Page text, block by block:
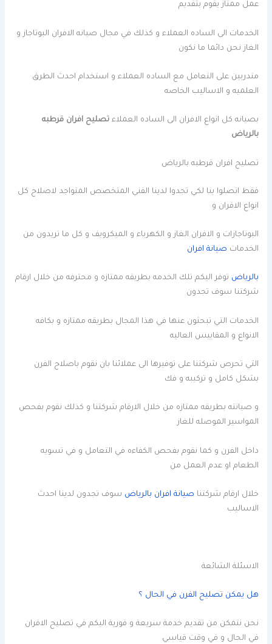
عمل ممتاز يقوم بتقديم
الخدمات الى الساده العملاء و كذلك في مجال صيانه الافران البوتاجاز و
الغاز نحن دائما ما نكون
متدربين على التعامل مع الساده العملاء و استخدام احدث الطرق
العلميه و الاساليب الخاصه
بصيانه كل انواع الافران الى الساده العملاءتصليح افران قرطبه
بالرياض
تصليح افران قرطبه بالرياض
فقط اتصلوا بنا لكي تجدوا لدينا الفني المتخصص المتواجد لاصلاح كل
انواع الافران و
البوتاجازات و الافران الغاز و الكهرباء و الميكرويف و كل ما تريدون من
الخدمات صيانة افران
بالرياض توفر اليكم تلك الخدمه بطريقه ممتازه و محترفه من خلال ارقام
شركتنا سوف تجدون
الخدمات التي تبحثون عنها في هذا المجال بطريقه ممتازه و بكافه
الانواع و المقاييس العاليه
التي تحرص شركتنا على توفيرها الى عملائنا بان نقوم باصلاح الفرن
بشكل كامل و تركيبه و فك
و صيانته بطريقه ممتازه من خلال الارقام شركتنا و كذلك نقوم بفحص
المواسير الموصله للغاز
داخل الفرن و كما نقوم بفحص الكفاءه في التعامل و في تسويه
الطعام او عدم العمل من
خلال ارقام شركتنا صيانة افران بالرياض سوف تجدون لدينا احدث
الاساليب
الاسئلة الشائعة
هل يمكن تصليح الفرن في الحال ؟
نحن نتمكن من تقديم خدمة سريعة و فورية اليكم في تصليح الافران
في الحال و في وقت قياسي